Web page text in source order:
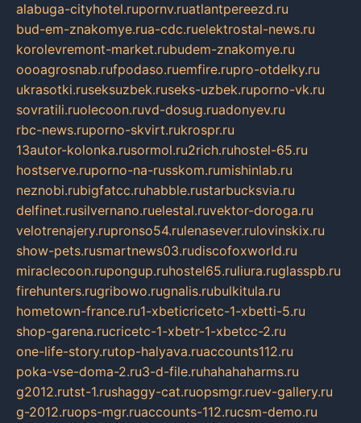
alabuga-cityhotel.rupornv.ruatlantpereezd.ru
bud-em-znakomye.rua-cdc.ruelektrostal-news.ru
korolevremont-market.rubudem-znakomye.ru
oooagrosnab.rufpodaso.ruemfire.rupro-otdelky.ru
ukrasotki.ruseksuzbek.ruseks-uzbek.ruporno-vk.ru
sovratili.ruolecoon.ruvd-dosug.ruadonyev.ru
rbc-news.ruporno-skvirt.rukrospr.ru
13autor-kolonka.rusormol.ru2rich.ruhostel-65.ru
hostserve.ruporno-na-russkom.rumishinlab.ru
neznobi.rubigfatcc.ruhabble.rustarbucksvia.ru
delfinet.rusilvernano.ruelestal.ruvektor-doroga.ru
velotrenajery.rupronso54.rulenasever.rulovinskix.ru
show-pets.rusmartnews03.rudiscofoxworld.ru
miraclecoon.rupongup.ruhostel65.ruliura.ruglasspb.ru
firehunters.rugribowo.rugnalis.rubulkitula.ru
hometown-france.ru1-xbeticricetc-1-xbetti-5.ru
shop-garena.rucricetc-1-xbetr-1-xbetcc-2.ru
one-life-story.rutop-halyava.ruaccounts112.ru
poka-vse-doma-2.ru3-d-file.ruhahahaharms.ru
g2012.rutst-1.rushaggy-cat.ruopsmgr.ruev-gallery.ru
g-2012.ruops-mgr.ruaccounts-112.rucsm-demo.ru